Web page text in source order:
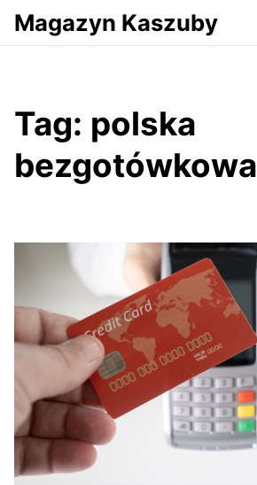
Przejdź do serwisu magazynkaszuby.pl
Magazyn Kaszuby
Tag: polska
bezgotówkowa